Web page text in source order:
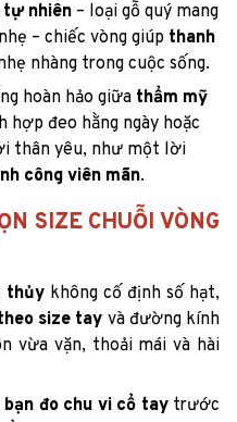
nhiên – loại gỗ quý mang
– chiếc vòng giúp thanh
nhàng trong cuộc sống.
hoàn hảo giữa thẩm mỹ
hợp đeo hằng ngày hoặc
thân yêu, như một lời
công viên mãn.
SIZE CHUỖI VÒNG
thủykhông cố định số hạt,
size tay và đường kính
vừa vặn, thoải mái và hài
đo chu vi cổ taytrước